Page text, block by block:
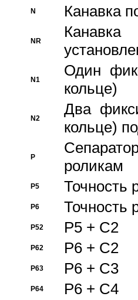
N Канавка
NR
N1
Один
кольце)
N2
Два
кольце)
P
роликам
P5 Точность
P6 Точность
P52 P5 + C2
P62 P6 + C2
P63 P6 + C3
P64 P6 + C4